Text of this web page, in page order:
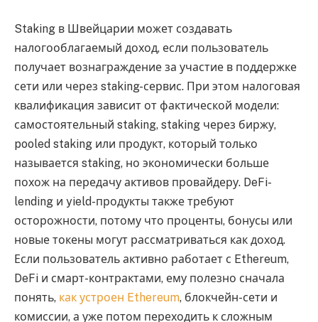
Staking в Швейцарии может создавать
налогооблагаемый доход, если пользователь
получает вознаграждение за участие в поддержке
сети или через staking-сервис. При этом налоговая
квалификация зависит от фактической модели:
самостоятельный staking, staking через биржу,
pooled staking или продукт, который только
называется staking, но экономически больше
похож на передачу активов провайдеру. DeFi-
lending и yield-продукты также требуют
осторожности, потому что проценты, бонусы или
новые токены могут рассматриваться как доход.
Если пользователь активно работает с Ethereum,
DeFi и смарт-контрактами, ему полезно сначала
понять, как устроен Ethereum, блокчейн-сети и
комиссии, а уже потом переходить к сложным